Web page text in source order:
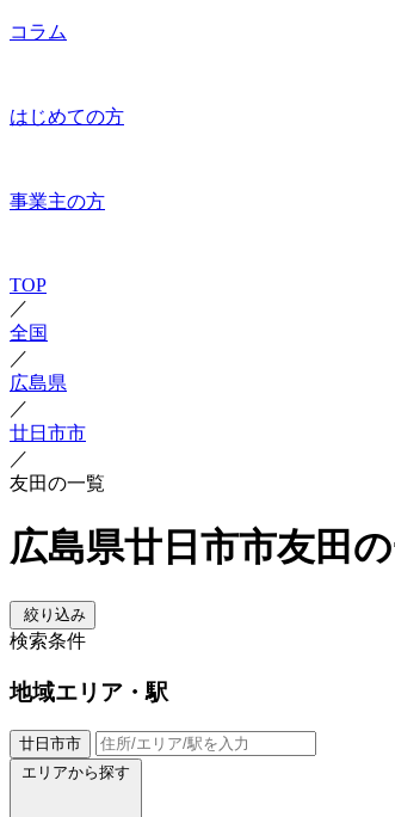
コラム
はじめての方
事業主の方
TOP
／
全国
／
広島県
／
廿日市市
／
友田の一覧
広島県廿日市市友田
絞り込み
検索条件
地域エリア・駅
廿日市市
エリアから探す